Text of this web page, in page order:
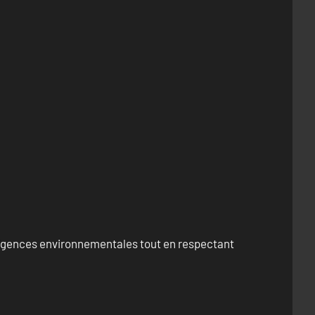
environnementales tout en respectant